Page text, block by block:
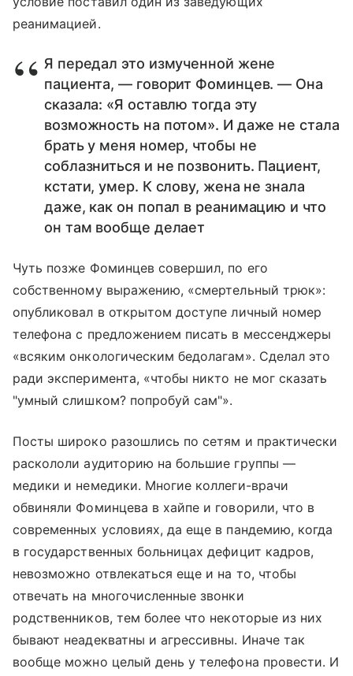
реанимацией.
Я передал это измученной жене
пациента, — говорит Фоминцев. — Она
сказала: «Я оставлю тогда эту
возможность на потом». И даже не стала
брать у меня номер, чтобы не
соблазниться и не позвонить. Пациент,
кстати, умер. К слову, жена не знала
даже, как он попал в реанимацию и что
он там вообще делает
Чуть позже Фоминцев совершил, по его
собственному выражению, «смертельный трюк»:
опубликовал в открытом доступе личный номер
телефона с предложением писать в мессенджеры
«всяким онкологическим бедолагам». Сделал это
ради эксперимента, «чтобы никто не мог сказать
"умный слишком? попробуй сам"».
Посты широко разошлись по сетям и практически
раскололи аудиторию на большие группы —
медики и немедики. Многие коллеги-врачи
обвиняли Фоминцева в хайпе и говорили, что в
современных условиях, да еще в пандемию, когда
в государственных больницах дефицит кадров,
невозможно отвлекаться еще и на то, чтобы
отвечать на многочисленные звонки
родственников, тем более что некоторые из них
бывают неадекватны и агрессивны. Иначе так
вообще можно целый день у телефона провести. И